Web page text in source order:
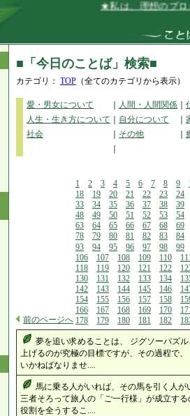
★私は、理想のプロポ
■「今日のことば」検索■
カテゴリ： TOP （全てのカテゴリから表示）
愛・男女について 人間・人間関係
人生・生き方について
自分について
社会
その他
前のページへ
1 2 3 4 5 6 7 8 9
18
19 20 21 22 23
24
33
34 35 36 37 38
39
48
49 50 51 52 53
54
63
64 65 66 67 68
69
78
79 80 81 82 83
84
93
94 95 96 97 98
99
106
107 108 109 110
118
119 120 121 122
130
131 132 133 134
142
143 144 145 146
154
155 156 157 158
166
167 168 169 170
178
179 180 181 182
夢を追い求めることは、 ジグソーパズ
上げるのが究極の目標ですが、その過程で
いかねばなりませ....
馬に乗る人がいれば、その馬を引く人
三者そろって旅人の「ご一行様」が成立す
役割を全うするこ....